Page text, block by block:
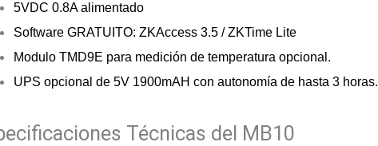
5VDC 0.8A alimentado
Software GRATUITO: ZKAccess 3.5 / ZKTime Lite
Modulo TMD9E para medición de temperatura opcional.
UPS opcional de 5V 1900mAH con autonomía de hasta 3 horas.
Técnicas del MB10